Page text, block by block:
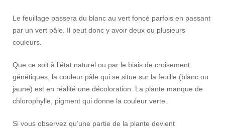
Le feuillage passera du blanc au vert foncé parfois en passant
par un vert pâle. Il peut donc y avoir deux ou plusieurs
couleurs.
Que ce soit à l’état naturel ou par le biais de croisement
génétiques, la couleur pâle qui se situe sur la feuille (blanc ou
jaune) est en réalité une décoloration. La plante manque de
chlorophylle, pigment qui donne la couleur verte.
Si vous observez qu’une partie de la plante devient